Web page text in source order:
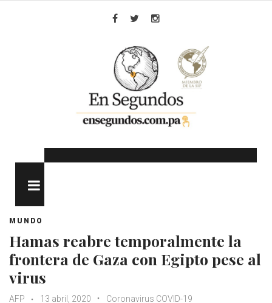
MUNDO
Hamas reabre temporalmente la
frontera de Gaza con Egipto pese al
virus
AFP 13 abril, 2020
Coronavirus COVID-19